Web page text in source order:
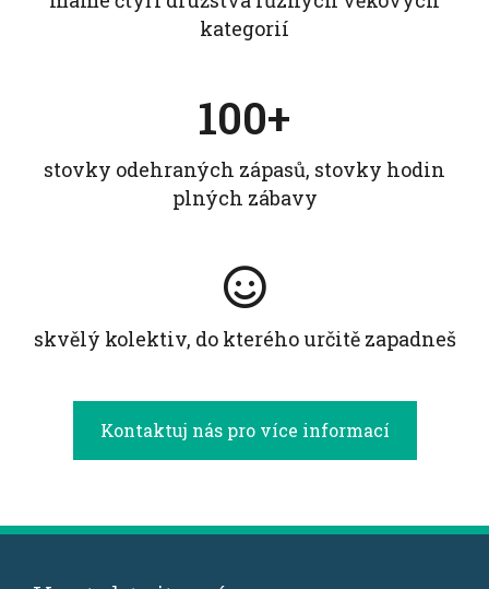
kategorií
100+
stovky odehraných zápasů, stovky hodin
plných zábavy
skvělý kolektiv, do kterého určitě zapadneš
Kontaktuj nás pro více informací